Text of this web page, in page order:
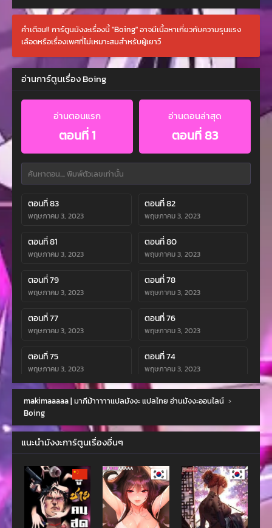
คำเตือน!! การ์ตูนมังงะเรื่องนี้ "Boing" อาจมีเนื้อหาเกี่ยวกับความรุนแรง
เลือดหรือเรื่องเพศที่ไม่เหมาะสมสำหรับผู้เยาว์
อ่านการ์ตูนเรื่อง Boing
อ่านตอนแรก
ตอนที่ 1
อ่านตอนล่าสุด
ตอนที่ 83
ตอนที่ 83
พฤษภาคม 3, 2023
ตอนที่ 82
พฤษภาคม 3, 2023
ตอนที่ 81
พฤษภาคม 3, 2023
ตอนที่ 80
พฤษภาคม 3, 2023
ตอนที่ 79
พฤษภาคม 3, 2023
ตอนที่ 78
พฤษภาคม 3, 2023
ตอนที่ 77
พฤษภาคม 3, 2023
ตอนที่ 76
พฤษภาคม 3, 2023
ตอนที่ 75
พฤษภาคม 3, 2023
ตอนที่ 74
พฤษภาคม 3, 2023
ตอนที่ 73
พฤษภาคม 3, 2023
ตอนที่ 72
พฤษภาคม 3, 2023
ตอนที่ 71
พฤษภาคม 3, 2023
ตอนที่ 70
ตอนที่ 69
พฤษภาคม 3, 2023
ตอนที่ 68
พฤษภาคม 3, 2023
ตอนที่ 67
พฤษภาคม 3, 2023
ตอนที่ 66
พฤษภาคม 3, 2023
makimaaaaa | มากีม้าาาาาแปลมังงะ แปลไทย อ่านมังงะออนไลน์ ›
Boing
แนะนำมังงะการ์ตูนเรื่องอื่นๆ